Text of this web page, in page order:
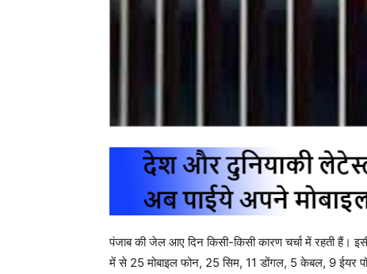
पंजाब की जेल आए दिन किसी-किसी कारण चर्चा में रहती हैं।
में से 25 मोबाइल फोन, 25 सिम, 11 डोंगल, 5 केबल, 9 ईयर